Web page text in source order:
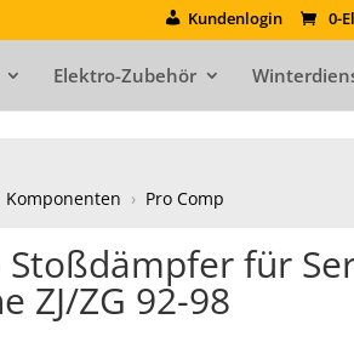
Kundenlogin 0-
Elektro-Zubehör
Komponenten › Pro Comp
Stoßdämpfer für
ZJ/ZG 92-98